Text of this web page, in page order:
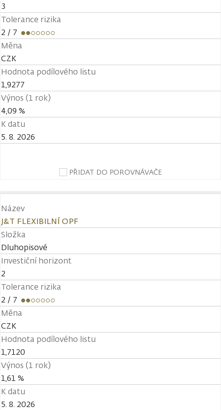
3
Tolerance rizika
2 / 7
Měna
CZK
Hodnota podílového listu
1,9277
Výnos (1 rok)
4,09 %
K datu
5. 8. 2026
PŘIDAT DO POROVNÁVAČE
Název
J&T FLEXIBILNÍ OPF
Složka
Dluhopisové
Investiční horizont
2
Tolerance rizika
2 / 7
Měna
CZK
Hodnota podílového listu
1,7120
Výnos (1 rok)
1,61 %
K datu
5. 8. 2026